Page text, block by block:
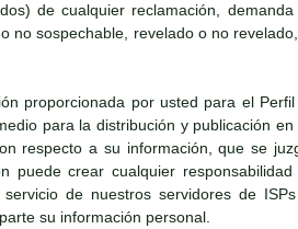
de cualquier reclamación,
no sospechable, revelado o no
proporcionada por usted para el
para la distribución y publicación
respecto a su información, que se
puede crear cualquier
de nuestros servidores de
su información personal.